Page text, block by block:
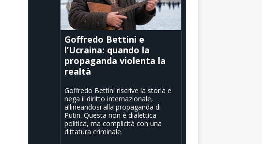
Goffredo Bettini e
l’Ucraina: quando la
propaganda violenta la
realtà
Goffredo Bettini riscrive la storia e
nega il diritto internazionale,
allineandosi alla propaganda di
Putin. Questa non è dialettica
politica, ma complicità con una
dittatura criminale.